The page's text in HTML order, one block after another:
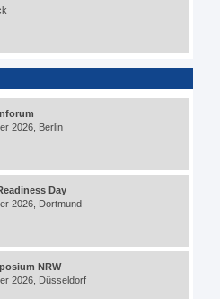
2026, Berlin
Day
2026, Dortmund
NRW
2026, Düsseldorf